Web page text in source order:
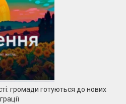
громади готуються до нових